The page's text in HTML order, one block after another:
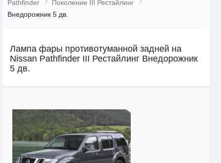
Pathfinder
Поколение III Рестайлинг
Внедорожник 5 дв.
Лампа фары противотуманной задней на
Nissan Pathfinder III Рестайлинг Внедорожник
5 дв.